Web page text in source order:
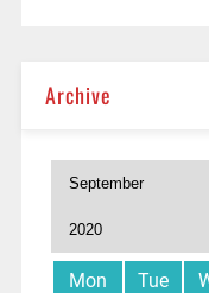
Archive
Mon Tue